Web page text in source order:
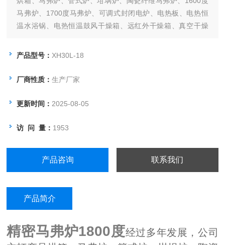
马弗炉、1700度马弗炉、可调式封闭电炉、电热板、电热恒
温水浴锅、电热恒温鼓风干燥箱、远红外干燥箱、真空干燥
箱、光照培养箱、生化培养箱、人工气候箱等实验室常用设备
产品型号： XH30L-18
厂商性质：生产厂家
更新时间： 2025-08-05
访 问 量： 1953
产品咨询 联系我们
产品简介
精密马弗炉1800度经过多年发展，公司